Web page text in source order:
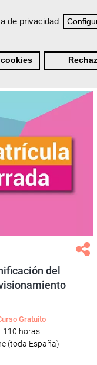
de privacidad
cerrada
0 18
del
Gratuito
110 horas
(toda España)